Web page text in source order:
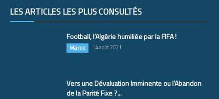
LES ARTICLES LES PLUS CONSULTÉS
Football, l’Algérie humiliée par la FIFA !
Maroc 14 août 2021
Vers une Dévaluation Imminente ou l’Abandon
de la Parité Fixe ?...